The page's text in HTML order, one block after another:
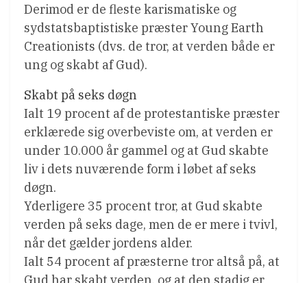
Derimod er de fleste karismatiske og
sydstatsbaptistiske præster Young Earth
Creationists (dvs. de tror, at verden både er
ung og skabt af Gud).
Skabt på seks døgn
Ialt 19 procent af de protestantiske præster
erklærede sig overbeviste om, at verden er
under 10.000 år gammel og at Gud skabte
liv i dets nuværende form i løbet af seks
døgn.
Yderligere 35 procent tror, at Gud skabte
verden på seks dage, men de er mere i tvivl,
når det gælder jordens alder.
Ialt 54 procent af præsterne tror altså på, at